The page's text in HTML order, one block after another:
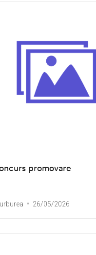
promovare
26/05/2026